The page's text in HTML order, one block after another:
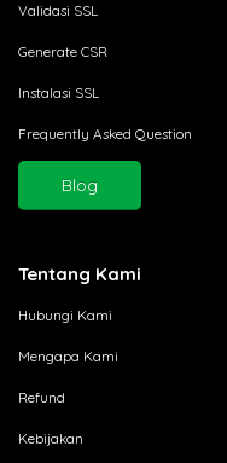
Validasi SSL
Generate CSR
Instalasi SSL
Frequently Asked Question
Blog
Tentang Kami
Hubungi Kami
Mengapa Kami
Refund
Kebijakan